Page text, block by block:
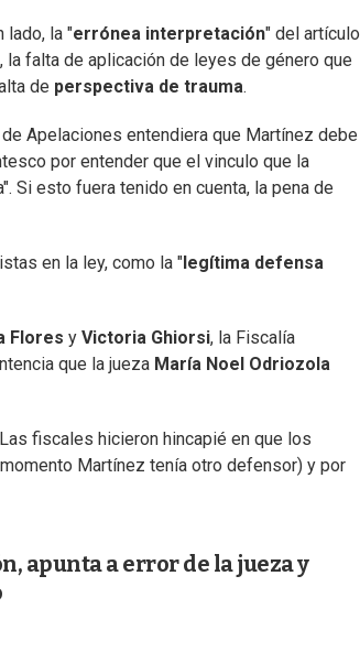
lado, la "errónea interpretación" del artículo
falta de aplicación de leyes de género que
de perspectiva de trauma.
Apelaciones entendiera que Martínez debe
por entender que el vinculo que la
Si esto fuera tenido en cuenta, la pena de
en la ley, como la " legítima defensa
Flores y Victoria Ghiorsi, la Fiscalía
que la jueza María Noel Odriozola
fiscales hicieron hincapié en que los
Martínez tenía otro defensor) y por
apunta a error de la jueza y